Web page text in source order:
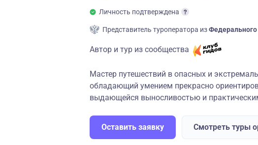
Личность подтверждена
Представитель туроператора изФедерального
Автор и тур из сообщества
Мастер путешествий в опасных и
обладающий умением прекрасно
выдающейся выносливостью и
Оставить заявку Смотреть туры